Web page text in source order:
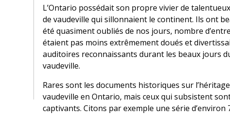
L’Ontario possédait son propre vivier de
de vaudeville qui sillonnaient le continent. Ils ont
été quasiment oubliés de nos jours, nombre
étaient pas moins extrêmement doués et
auditoires reconnaissants durant les beaux jours
vaudeville.
Rares sont les documents historiques sur
vaudeville en Ontario, mais ceux qui subsistent
captivants. Citons par exemple une série d’environ